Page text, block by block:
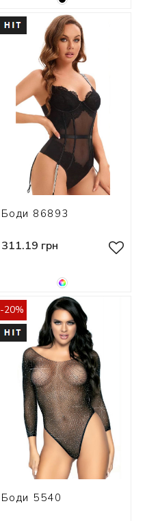
Боди 86893
311.19 грн
-20%
Боди 5540